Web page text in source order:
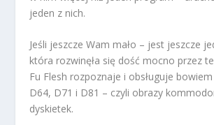
jeden z nich.
Jeśli jeszcze Wam mało – jest jeszcze
która rozwinęła się dość mocno przez
Fu Flesh rozpoznaje i obsługuje
D64, D71 i D81 – czyli obrazy
dyskietek.